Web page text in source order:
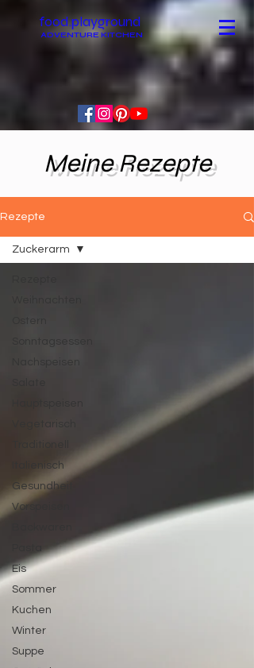
food.playground
ADVENTURE KITCHEN
Meine Rezepte
Rezepte
Nachspeisen
Italienisch
Gesundheit
Vorspeisen
Eis
Sommer
Kuchen
Winter
Suppe
Zuckerarm